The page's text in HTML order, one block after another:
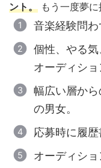
ント。 もう一度夢に
音楽経験問
個性、やる
オーディショ
幅広い層か
の男女。
応募時に履
オーディシ